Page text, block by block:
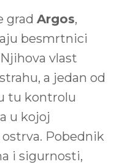
gradArgos,
besmrtnici
vlast
a jedan od
tu kontrolu
u kojoj
Pobednik
i sigurnosti,